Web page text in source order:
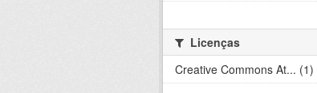
Licenças
Creative Commons At... (1)